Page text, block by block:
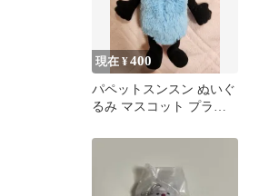
現在 ¥400
パペットスンスン ぬいぐ
るみ マスコット プライ